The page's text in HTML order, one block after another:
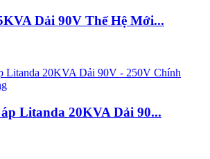
Dải 90V Thế Hệ Mới...
Litanda 20KVA Dải 90...